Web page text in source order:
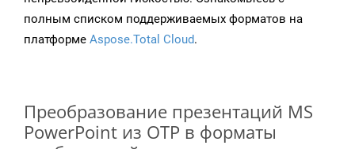
полным списком поддерживаемых форматов на
платформе Aspose.Total Cloud.
Преобразование презентаций MS
PowerPoint из OTP в форматы